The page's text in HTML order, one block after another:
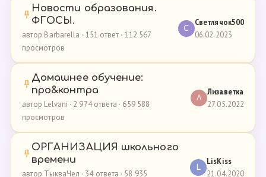
Новости образования.
ФГОСЫ.
автор Barbarella · 151 ответ · 112 567
просмотров
С
Светлячок500
06.02.2023
Домашнее обучение:
про&контра
автор Lelvani · 2 974 ответа · 659 588
просмотров
Л
Лизаветка
27.05.2022
ОРГАНИЗАЦИЯ школьного
времени
автор ТыкваЧел · 34 ответа · 58 935
L
LisKiss
21.04.2020